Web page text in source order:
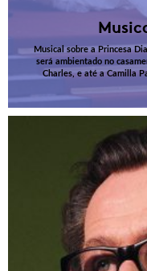
Musical sobre a Princesa
será ambientado no
Charles, e até a Camilla